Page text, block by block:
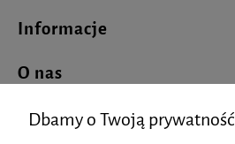
Informacje
O nas
Dbamy o Twoją prywatność